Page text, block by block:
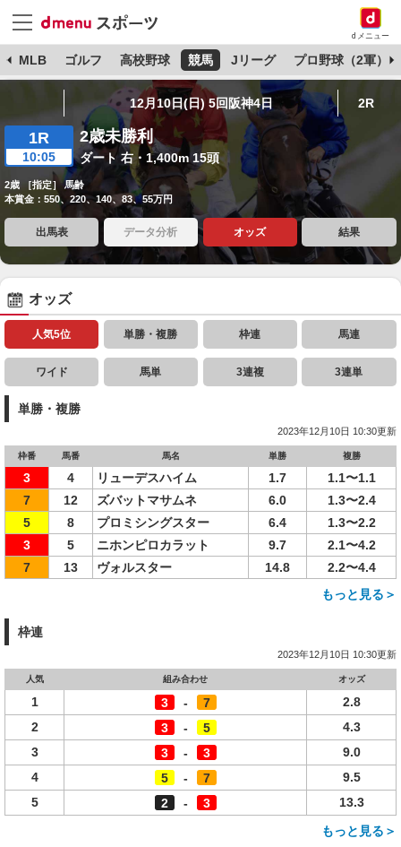
dメニュー
MLB ゴルフ 高校野球 競馬 Jリーグ プロ野球（2軍）
12月10日(日) 5回阪神4日 2R
1R
10:05
2歳未勝利
ダート 右・1,400m 15頭
2歳 ［指定］ 馬齢
本賞金：550、220、140、83、55万円
出馬表 データ分析 オッズ 結果
オッズ
人気5位 単勝・複勝 枠連 馬連
ワイド 馬単 3連複 3連単
単勝・複勝
2023年12月10日 10:30更新
枠番 馬番 馬名 単勝 複勝
3 4 リューデスハイム 1.7
1.1〜1.1
7
12 ズバットマサムネ 6.0
1.3〜2.4
5
8 プロミシングスター 6.4
1.3〜2.2
3
5 ニホンピロカラット 9.7
2.1〜4.2
7
13 ヴォルスター 14.8
2.2〜4.4
もっと見る＞
枠連
2023年12月10日 10:30更新
人気 組み合わせ オッズ
1 3 - 7
2.8
2
3 - 5
4.3
3
3 - 3
9.0
4
5 - 7
9.5
5
2 - 3
13.3
もっと見る＞